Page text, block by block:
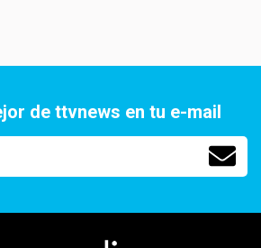
de ttvnews en tu e-mail